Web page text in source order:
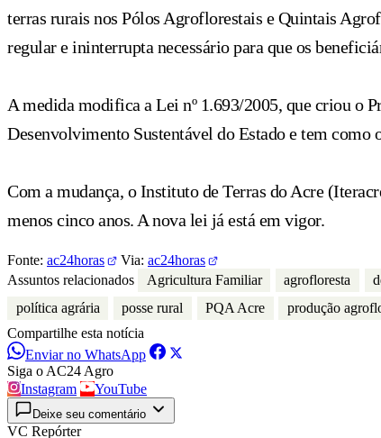
terras rurais nos Pólos Agroflorestais e Quintais
regular e ininterrupta necessário para que os
A medida modifica a Lei nº 1.693/2005, que criou o
Desenvolvimento Sustentável do Estado e tem
Com a mudança, o Instituto de Terras do Acre
menos cinco anos. A nova lei já está em vigor.
Fonte: ac24horas Via: ac24horas
Assuntos relacionados
Agricultura Familiar agrofloresta
política agrária
posse rural PQA Acre produção
Compartilhe esta notícia
Enviar no WhatsApp
Siga o AC24 Agro
Instagram
YouTube
Deixe seu comentário
VC Repórter